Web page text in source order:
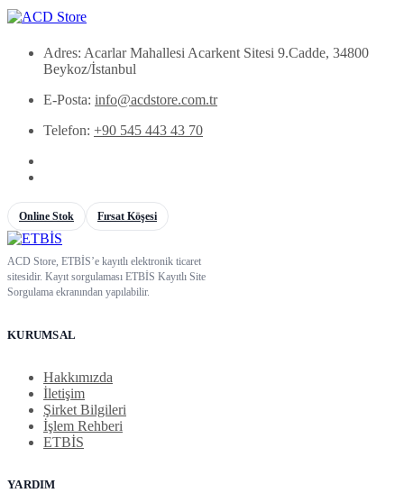
Adres: Acarlar Mahallesi Acarkent Sitesi 9.Cadde, 34800
Beykoz/İstanbul
E-Posta: info@acdstore.com.tr
Telefon: +90 545 443 43 70
Online Stok Fırsat Köşesi
ACD Store, ETBİS’e kayıtlı elektronik ticaret
sitesidir. Kayıt sorgulaması ETBİS Kayıtlı Site
Sorgulama ekranından yapılabilir.
KURUMSAL
Hakkımızda
İletişim
Şirket Bilgileri
İşlem Rehberi
ETBİS
YARDIM